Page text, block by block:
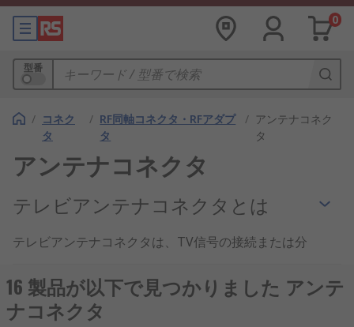
0
型番
/ コネク
タ
/ RF同軸コネクタ・RFアダプ
タ
/ アンテナコネク
タ
アンテナコネクタ
テレビアンテナコネクタとは
テレビアンテナコネクタは、TV信号の接続または分
称インピーダンス75Ωのテレビ信号伝送用同軸ケー
ブルに使用されます。最も一般的なケーブルは、
RG59、RG8、RG11です。これらの頑丈な同軸ケー
16 製品が以下で見つかりました アンテ
ナコネクタ